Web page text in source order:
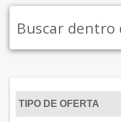
TIPO DE OFERTA